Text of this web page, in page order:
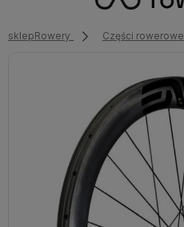
sklepRowery Części rowerowe